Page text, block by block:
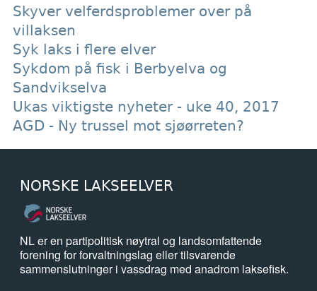
Skyver velferdsproblemer over på
villaksen
Syk laks i flere elver
Sykdom på fisk i Berbyelva og
Sandvikselva
Ukas viktigste nyheter - uke 40, 2017
AGD - Ny trussel mot sjøørreten?
NORSKE LAKSEELVER
NL er en partipolitisk nøytral og landsomfattende
forening for forvaltningslag eller tilsvarende
sammenslutninger i vassdrag med anadrom laksefisk.